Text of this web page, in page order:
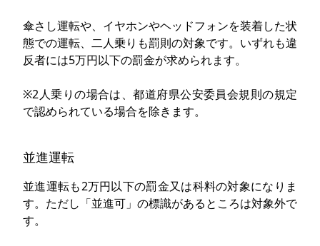
傘さし運転や、イヤホンやヘッドフォンを装着した状
態での運転、二人乗りも罰則の対象です。いずれも違
反者には5万円以下の罰金が求められます。
※2人乗りの場合は、都道府県公安委員会規則の規定
で認められている場合を除きます。
並進運転
並進運転も2万円以下の罰金又は科料の対象になりま
す。ただし「並進可」の標識があるところは対象外で
す。